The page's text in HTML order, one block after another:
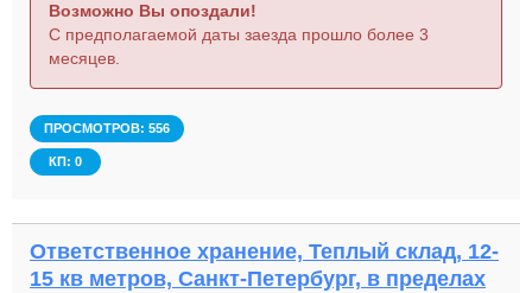
Возможно Вы опоздали!
С предполагаемой даты заезда прошло более 3
месяцев.
ПРОСМОТРОВ: 556
КП: 0
Ответственное хранение, Теплый склад, 12-
15 кв метров, Санкт-Петербург, в пределах